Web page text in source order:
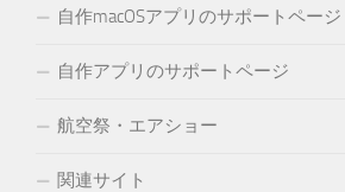
自作macOSアプリのサポートページ
自作アプリのサポートページ
航空祭・エアショー
関連サイト